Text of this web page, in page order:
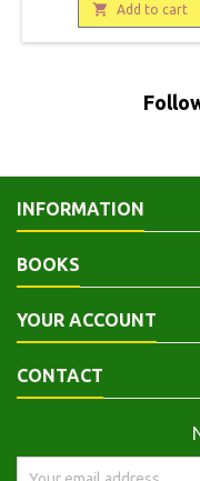
avec la couleur passée
endroits.Au dos
bibliothèque ainsi que
 Add to cart
INFORMATION
BOOKS
YOUR ACCOUNT
CONTACT